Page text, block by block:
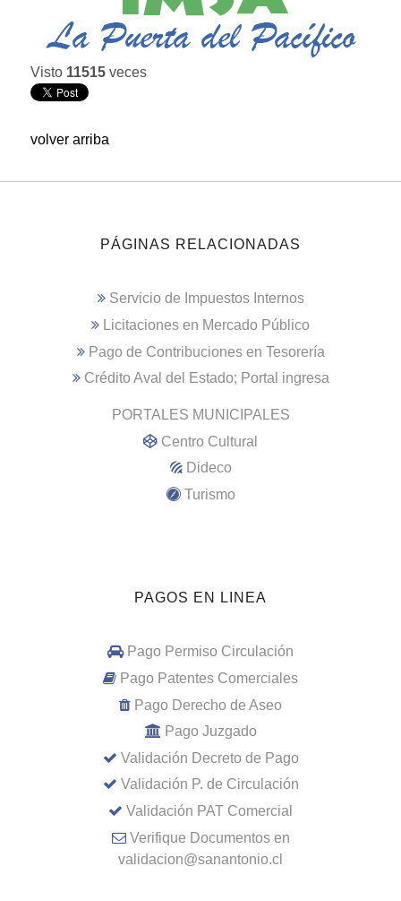
Visto 11515 veces
volver arriba
PÁGINAS RELACIONADAS
Servicio de Impuestos Internos
Licitaciones en Mercado Público
Pago de Contribuciones en Tesorería
Crédito Aval del Estado; Portal ingresa
PORTALES MUNICIPALES
Centro Cultural
Dideco
Turismo
PAGOS EN LINEA
Pago Permiso Circulación
Pago Patentes Comerciales
Pago Derecho de Aseo
Pago Juzgado
Validación Decreto de Pago
Validación P. de Circulación
Validación PAT Comercial
Verifique Documentos en
validacion@sanantonio.cl